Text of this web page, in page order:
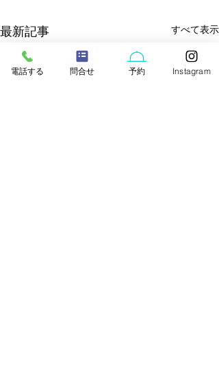
最新記事 すべて表示
電話する 問合せ 予約 Instagram